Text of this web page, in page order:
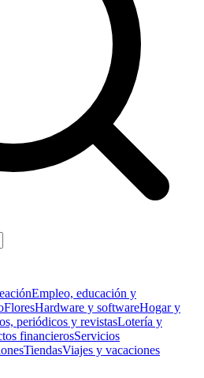
Empleo, educación y
FloresHardware y softwareHogar y
periódicos y revistasLotería y
financierosServicios
TiendasViajes y vacaciones